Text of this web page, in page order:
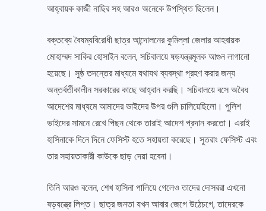
আহ্বায়ক কাজী নাছির সহ আরও অনেকে উপস্থিত ছিলেন।
বক্তব্যে বৈষম্যবিরোধী ছাত্র আন্দোলনের কুমিল্লা জেলার আহবায়ক
মোহাম্মদ সাকির হোসাইন বলেন, সচিবালয়ে ষড়যন্ত্রমূলক আগুন লাগানো
হয়েছে। সুষ্ঠ তদন্তের মাধ্যমে যথাযথ ব্যবস্থা গ্রহণ করার জন্য
অন্তর্বর্তীকালীন সরকারের কাছে আহ্বান করছি। সচিবালয়ে বসে অবৈধ
আদেশের মাধ্যমে আমাদের ভাইদের উপর গুলি চালিয়েছিলো। পুলিশ
ভাইদের সামনে রেখে পিছন থেকে তারাই আদেশ প্রদান করতো। এরাই
হাসিনাকে দিনে দিনে ফেসিস্ট হতে সহায়তা করেছে। সুতরাং ফেসিস্ট এবং
তার সহায়তাকারী কাউকে ছাড় দেয়া হবেনা।
তিনি আরও বলেন, শেখ হাসিনা পালিয়ে গেলেও তাদের দোসররা এখনো
ষড়যন্ত্রে লিপ্ত। ছাত্র জনতা যখন আবার জেগে উঠেচগে, তাদেরকে